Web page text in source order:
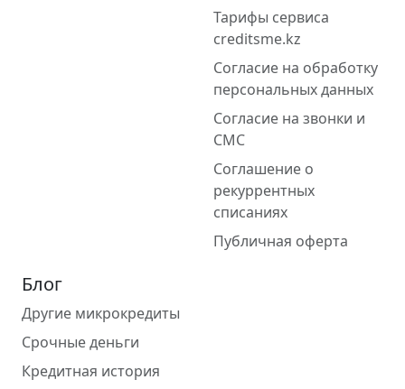
Тарифы сервиса
creditsme.kz
Согласие на обработку
персональных данных
Согласие на звонки и
СМС
Соглашение о
рекуррентных
списаниях
Публичная оферта
Блог
Другие микрокредиты
Срочные деньги
Кредитная история